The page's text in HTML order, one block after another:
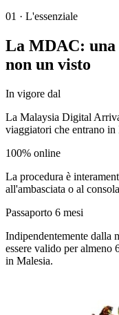
01 · L'essenziale
La MDAC:
non un visto
In vigore dal
La Malaysia Digital
viaggiatori che entrano in
100% online
La procedura è
all'ambasciata o al
Passaporto 6 mesi
Indipendentemente dalla
essere valido per almeno
in Malesia.